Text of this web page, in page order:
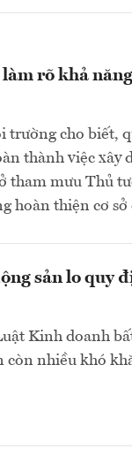
làm rõ khả
trường cho biết,
thành việc xây
tham mưu Thủ
hoàn thiện cơ
sản lo quy
Kinh doanh
còn nhiều khó